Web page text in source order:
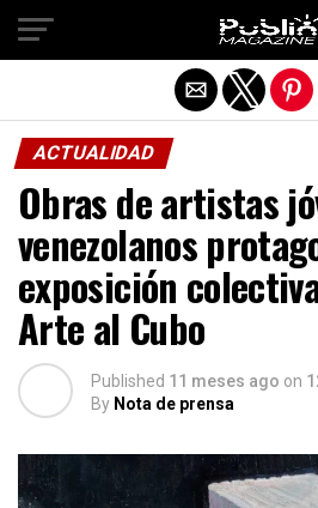
ACTUALIDAD
Obras de artistas
venezolanos
exposición
Arte al Cubo
Published 11 meses ago on
By Nota de prensa
Salir de la